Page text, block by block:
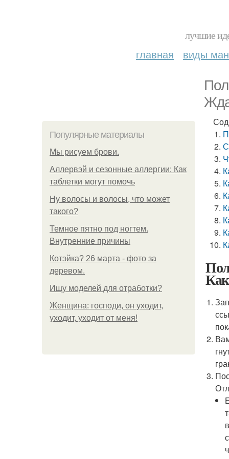
лучшие
главная виды
Популярные материалы
Мы рисуем брови.
Аллервэй и сезонные аллергии: Как
таблетки могут помочь
Ну волосы и волосы, что может
такого?
Темное пятно под ногтем.
Внутренние причины
Котэйка? 26 марта - фото за
деревом.
Ищу моделей для отработки?
Женщина: господи, он уходит,
уходит, уходит от меня!